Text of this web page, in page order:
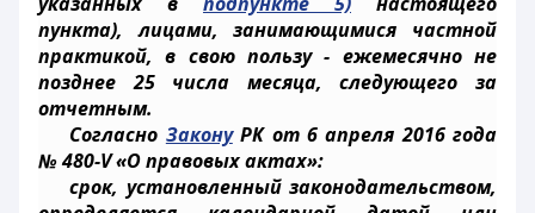
пункта), лицами, занимающимися частной
практикой, в свою пользу - ежемесячно не
позднее 25 числа месяца, следующего за
отчетным.
Согласно ЗаконуРК от 6 апреля 2016 года
№ 480-V «О правовых актах»:
срок, установленный законодательством,